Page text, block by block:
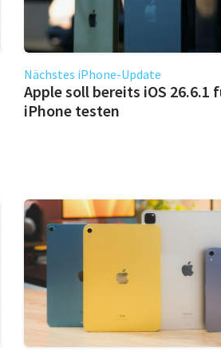
Nächstes iPhone-Update
Apple soll bereits iOS 26.6.1
iPhone testen